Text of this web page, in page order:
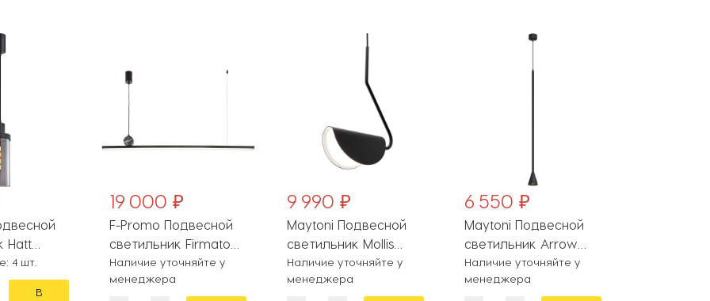
Hatt
4 шт.
В
19 000 ₽
F-Promo Подвесной
светильник Firmato
4060-2P
Наличие уточняйте у
менеджера
9 990 ₽
Maytoni Подвесной
светильник Mollis
MOD126PL-01B
Наличие уточняйте у
менеджера
6 550 ₽
Maytoni Подвесной
светильник Arrow
P064PL-01B-1
Наличие уточняйте у
менеджера